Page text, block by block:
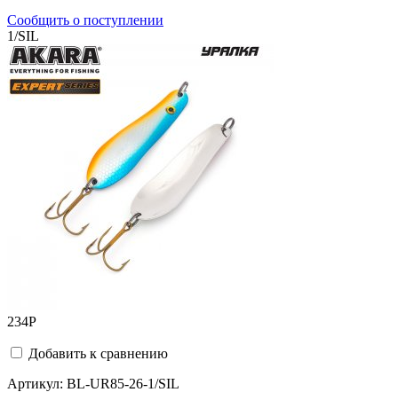
Сообщить о поступлении
1/SIL
234Р
Добавить к сравнению
Артикул: BL-UR85-26-1/SIL